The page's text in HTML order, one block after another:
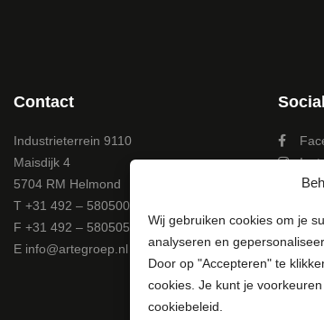
Wij gebruiken cookies om je
analyseren en
Door op "Accepteren" te
cookies. Je kunt je
cookiebeleid.
Contact
Industrieterrein 9110
Maisdijk 4
5704 RM Helmond
T +31 492 – 580500
F +31 492 – 580505
E info@artegroep.nl